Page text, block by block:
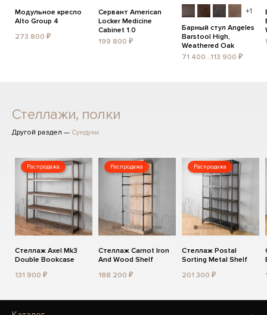
Модульное кресло
Alto Group 4
273 800 ₽
Сервант American
Locker Medicine
Cabinet 1.0
199 800 ₽
+1
Барный стул Angeles
Barstool High,
Weathered Oak
71 400...113 900 ₽
Стеллажи, полки
Другой раздел — Сундуки
Распродажа
Стеллаж Axel Mk3
Double Bookcase
131 900 ₽
Распродажа
Стеллаж Carnot Iron
And Wood Shelf
188 200 ₽
Распродажа
Стеллаж Postal
Sorting Metal Shelf
201 300 ₽